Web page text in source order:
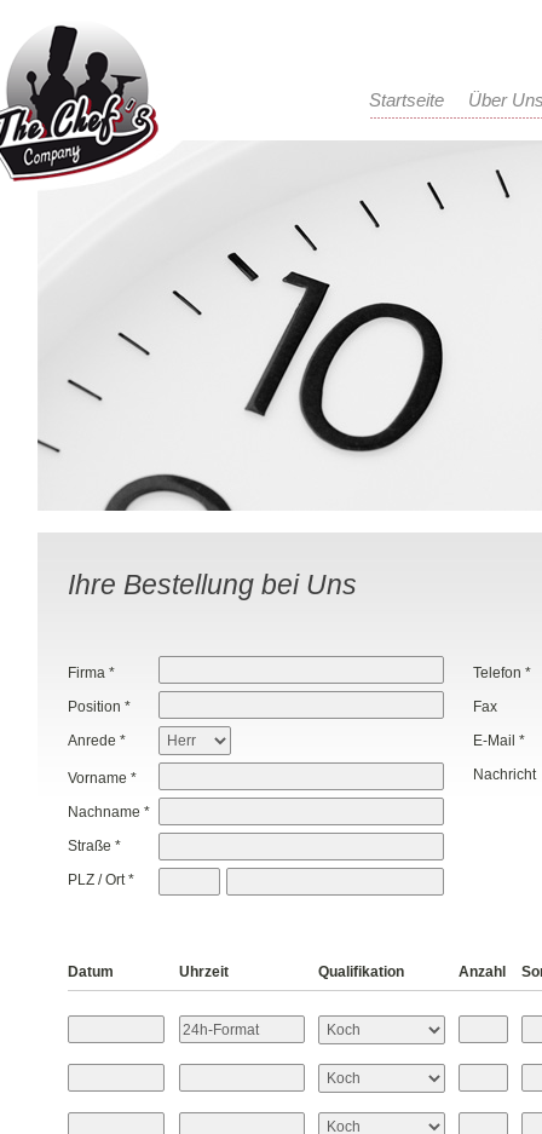
Über
Startseite
Ihre Bestellung bei Uns
Firma *
Position *
Anrede *
Vorname *
Nachname *
Straße *
PLZ / Ort *
Telefon *
Fax
E-Mail *
Nachricht
Datum Uhrzeit Qualifikation Anzahl